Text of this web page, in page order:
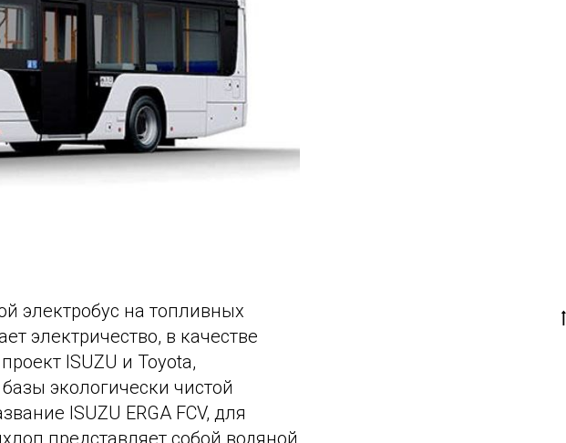
электробус на топливных
электричество, в качестве
ISUZU и Toyota,
экологически чистой
ISUZU ERGA FCV, для
представляет собой водяной